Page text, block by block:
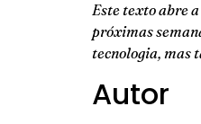
Este texto abre
próximas
tecnologia, mas
Autor